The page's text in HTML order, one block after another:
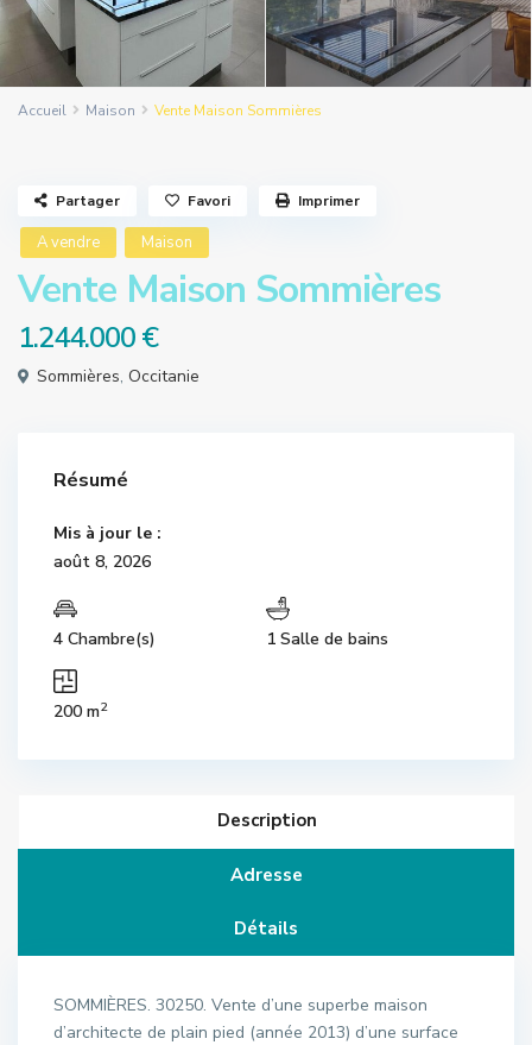
Accueil Maison Vente Maison Sommières
A vendre Maison
Vente Maison Sommières
1.244.000 €
Sommières, Occitanie
Partager Favori Imprimer
Résumé
Mis à jour le :
août 8, 2026
4 Chambre(s) 1 Salle de bains
200 m2
Description
Adresse
Détails
SOMMIÈRES. 30250. Vente d’une superbe maison
d’architecte de plain pied (année 2013) d’une surface